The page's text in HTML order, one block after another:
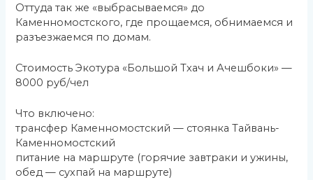
Оттуда так же «выбрасываемся» до
Каменномостского, где прощаемся, обнимаемся и
разъезжаемся по домам.
Стоимость Экотура «Большой Тхач и Ачешбоки» —
8000 руб/чел
Что включено:
трансфер Каменномостский — стоянка Тайвань-
Каменномостский
питание на маршруте (горячие завтраки и ужины,
обед — сухпай на маршруте)